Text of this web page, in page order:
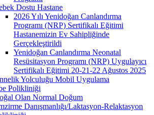
Dostu Hastane
2026 Yılı Yenidoğan Canlandırma
Programı (NRP) Sertifikalı Eğitimi
Hastanemizin Ev Sahipliğinde
Gerçekleştirildi
Yenidoğan Canlandırma Neonatal
Resüsitasyon Programı (NRP) Uygulayıcı
Sertifikalı Eğitimi 20-21-22 Ağustos 2025
Yolculuğu Mobil Uygulama
Polikliniği
Olan Normal Doğum
Danışmanlığı/Laktasyon-Relaktasyon